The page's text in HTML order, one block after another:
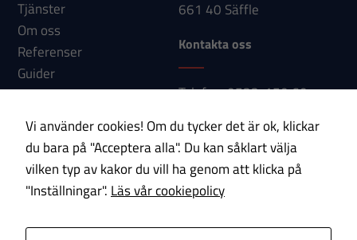
Tjänster
Om oss
Referenser
Guider
Nyheter
Kontakt
661 40 Säffle
Kontakta oss
Telefon: 0533-150 60
info@paab.com
Prenumerera på vårt nyhetsbrev!
E-post
Vi använder cookies! Om du tycker det är ok, klickar
du bara på "Acceptera alla". Du kan såklart välja
vilken typ av kakor du vill ha genom att klicka på
"Inställningar". Läs vår cookiepolicy
med dig av dina
beteende när du
chansen att få se
anpassat innehåll
och erbjudanden.